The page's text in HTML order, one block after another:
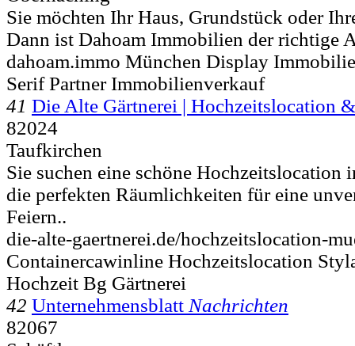
Sie möchten Ihr Haus, Grundstück oder
Dann ist Dahoam Immobilien der richtige
dahoam.immo München Display
Serif Partner Immobilienverkauf
41 Die Alte Gärtnerei | Hochzeitslocation &
82024
Taufkirchen
Sie suchen eine schöne Hochzeitslocation
die perfekten Räumlichkeiten für eine
Feiern..
die-alte-gaertnerei.de/hochzeitslocation-
Containercawinline Hochzeitslocation
Hochzeit Bg Gärtnerei
42 Unternehmensblatt Nachrichten
82067